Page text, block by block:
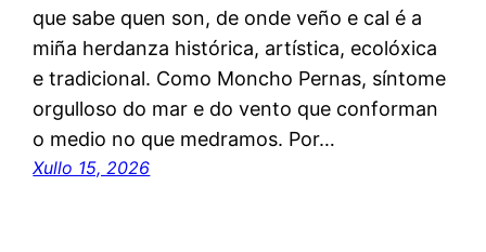
que sabe quen son, de onde veño e cal é a
miña herdanza histórica, artística, ecolóxica
e tradicional. Como Moncho Pernas, síntome
orgulloso do mar e do vento que conforman
o medio no que medramos. Por…
Xullo 15, 2026